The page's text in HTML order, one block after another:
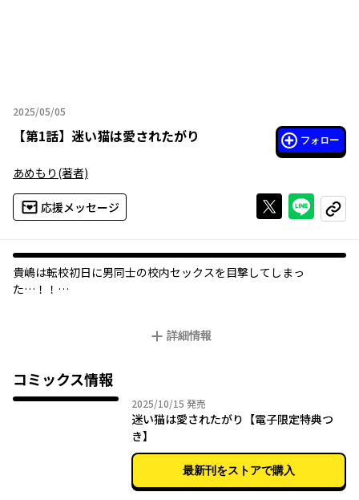
2025/05/05
2025年05月05日
【第1話】 迷い猫は愛されたがり フォロー
あめもり (著者)
応援メッセージ Xで投稿する
ライン
コピー
貴嶋は転校初日に男同士の校内セックスを目撃してしまっ
た…！！
一日中気がかりなまま。
その気持ちを引きずったまま、放課後の英会話スクールへ向かう
隣の席にいるのはどう見ても、"あの時"の！？
学校での雰囲気とまるで違う彼に戸惑いながらも
話しかけるが、他人のフリをされ続ける貴嶋。
いらつく貴嶋だったが彼は誰にも言えない秘密を抱えていた。
詳細情報
コミックス情報
2025/10/15 2025年10月15日
発売
迷い猫は愛されたがり【電子限定特典つ
き】
最新刊をストアで購入